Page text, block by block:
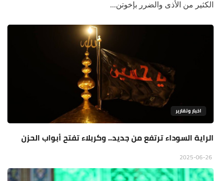
الكثير من الأذى والضرر بإخوتن...
اخبار وتقارير
الراية السوداء ترتفع من جديد.. وكربلاء تفتح أبواب الحزن